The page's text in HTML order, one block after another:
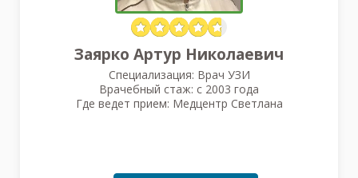
Заярко Артур Николаевич
Специализация: Врач УЗИ
Врачебный стаж: с 2003 года
Где ведет прием: Медцентр Светлана